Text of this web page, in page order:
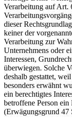
Verarbeitung auf
dieser
keiner der
Verarbeitung zur
Unternehmens oder
Interessen,
überwiegen. Solche
deshalb gestattet,
besonders erwähnt
ein berechtigtes
betroffene Person
(Erwägungsgrund